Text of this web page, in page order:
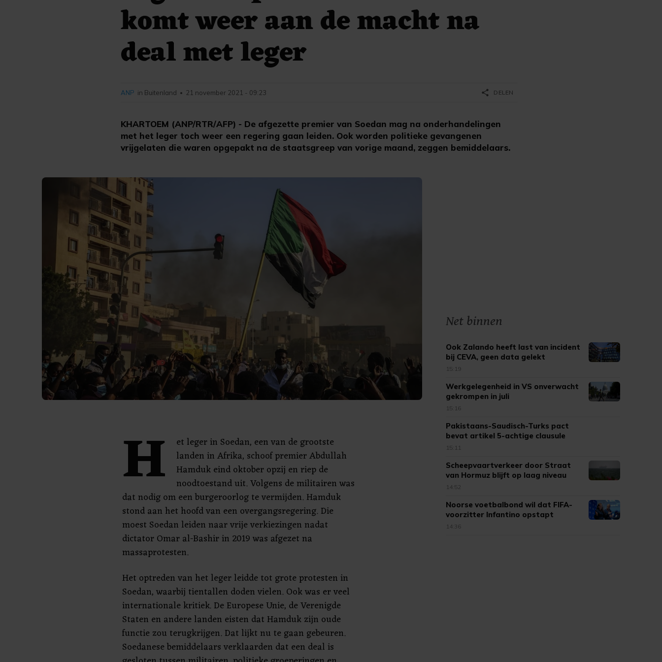
komt weer aan de macht na
deal met leger
KHARTOEM (ANP/RTR/AFP) - De afgezette premier van Soedan mag na onderhandelingen
met het leger toch weer een regering gaan leiden. Ook worden politieke gevangenen
vrijgelaten die waren opgepakt na de staatsgreep van vorige maand, zeggen bemiddelaars.
ANP in Buitenland • 21 november 2021 - 09:23 share DELEN
H
et leger in Soedan, een van de grootste
landen in Afrika, schoof premier Abdullah
Hamduk eind oktober opzij en riep de
noodtoestand uit. Volgens de militairen was
dat nodig om een burgeroorlog te vermijden. Hamduk
stond aan het hoofd van een overgangsregering. Die
moest Soedan leiden naar vrije verkiezingen nadat
dictator Omar al-Bashir in 2019 was afgezet na
massaprotesten.
Het optreden van het leger leidde tot grote protesten in
Soedan, waarbij tientallen doden vielen. Ook was er veel
internationale kritiek. De Europese Unie, de Verenigde
Staten en andere landen eisten dat Hamduk zijn oude
functie zou terugkrijgen. Dat lijkt nu te gaan gebeuren.
Soedanese bemiddelaars verklaarden dat een deal is
Net binnen
Ook Zalando heeft last van incident
bij CEVA, geen data gelekt
15:19
Werkgelegenheid in VS onverwacht
gekrompen in juli
15:16
Pakistaans-Saudisch-Turks pact
bevat artikel 5-achtige clausule
15:11
Scheepvaartverkeer door Straat
van Hormuz blijft op laag niveau
14:52
Noorse voetbalbond wil dat FIFA-
voorzitter Infantino opstapt
14:36